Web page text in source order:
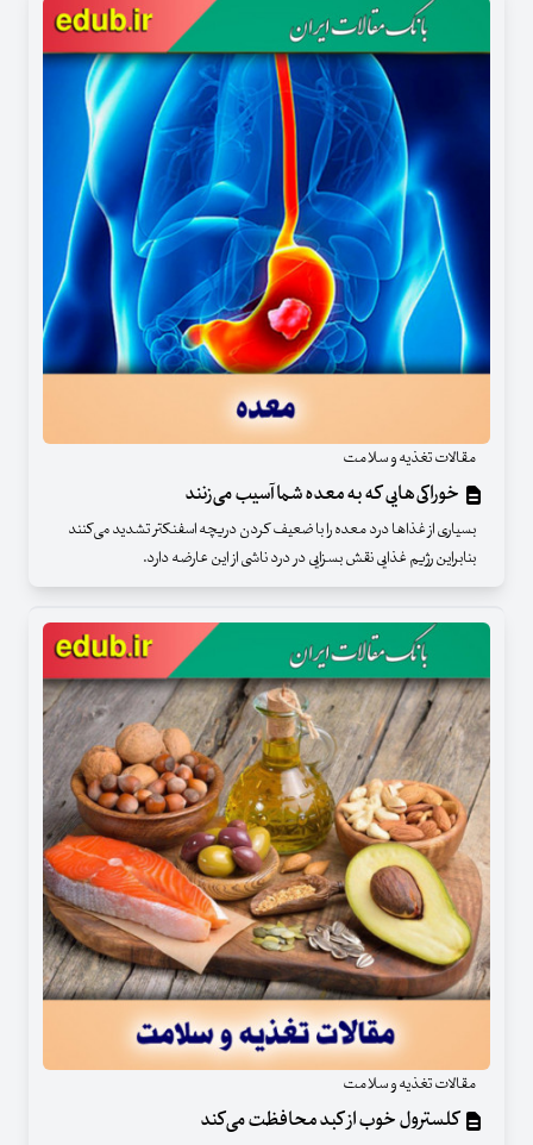
مقالات تغذیه و سلامت
خوراکی‌هایی که به معده شما آسیب می‌زنند
بسیاری از غذا‌ها درد معده را با ضعیف کردن دریچه اسفنکتر تشدید می‌کنند
بنابراین رژیم غذایی نقش بسزایی در درد ناشی از این عارضه دارد.
مقالات تغذیه و سلامت
کلسترول خوب از کبد محافظت می‌کند